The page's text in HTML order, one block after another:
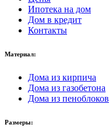
Ипотека на дом
Дом в кредит
Контакты
Материал:
Дома из кирпича
Дома из газобетона
Дома из пеноблоков
Размеры: